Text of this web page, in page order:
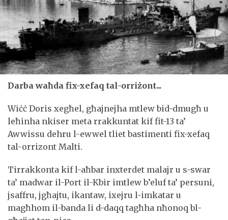
Darba waħda fix-xefaq tal-orriżont...
Wiċċ Doris xegħel, għajnejha mtlew bid-dmugħ u
leħinha nkiser meta rrakkuntat kif fit-13 ta’
Awwissu dehru l-ewwel tliet bastimenti fix-xefaq
tal-orrizont Malti.
Tirrakkonta kif l-aħbar inxterdet malajr u s-swar
ta’ madwar il-Port il-Kbir imtlew b’eluf ta’ persuni,
jsaffru, jgħajtu, ikantaw, ixejru l-imkatar u
magħhom il-banda li d-daqq tagħha nħonoq bl-